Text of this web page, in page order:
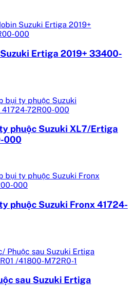
Ertiga 2019+ 33400-
phuộc Suzuki XL7/Ertiga
000
phuộc Suzuki Fronx 41724-
sau Suzuki Ertiga